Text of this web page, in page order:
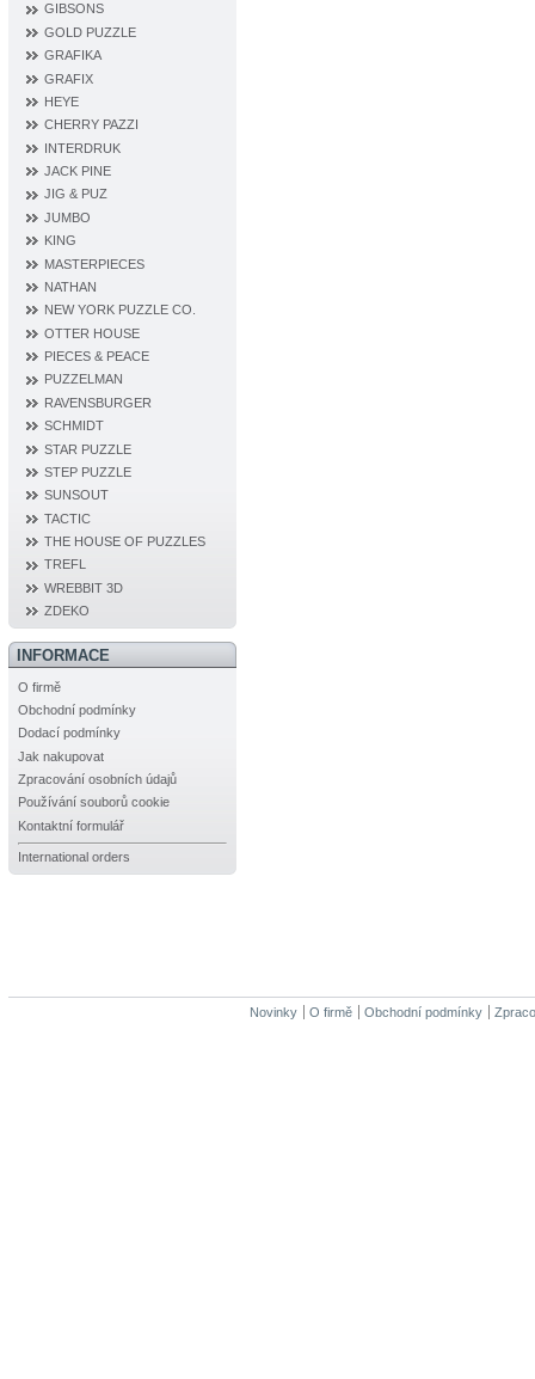
GIBSONS
GOLD PUZZLE
GRAFIKA
GRAFIX
HEYE
CHERRY PAZZI
INTERDRUK
JACK PINE
JIG & PUZ
JUMBO
KING
MASTERPIECES
NATHAN
NEW YORK PUZZLE CO.
OTTER HOUSE
PIECES & PEACE
PUZZELMAN
RAVENSBURGER
SCHMIDT
STAR PUZZLE
STEP PUZZLE
SUNSOUT
TACTIC
THE HOUSE OF PUZZLES
TREFL
WREBBIT 3D
ZDEKO
INFORMACE
O firmě
Obchodní podmínky
Dodací podmínky
Jak nakupovat
Zpracování osobních údajů
Používání souborů cookie
Kontaktní formulář
International orders
Novinky O firmě Obchodní podmínky